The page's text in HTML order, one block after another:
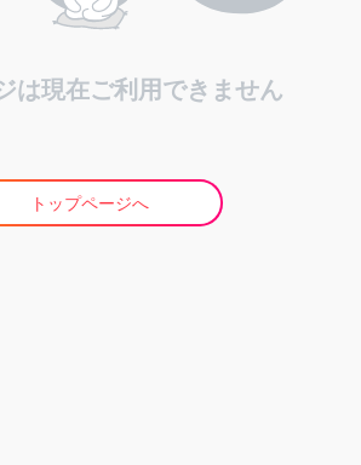
は現在ご利用できません